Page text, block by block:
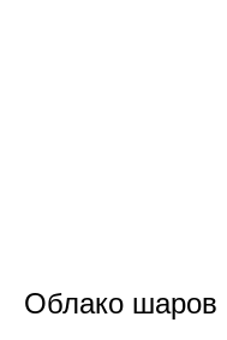
Облако шаров